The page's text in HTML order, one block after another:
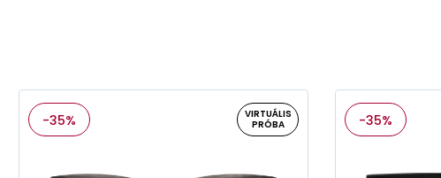
-35%
VIRTUÁLIS
PRÓBA
-35%